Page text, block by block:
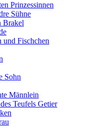
Prinzessinnen
Sühne
Brakel
und Fischchen
Sohn
Männlein
Teufels Getier